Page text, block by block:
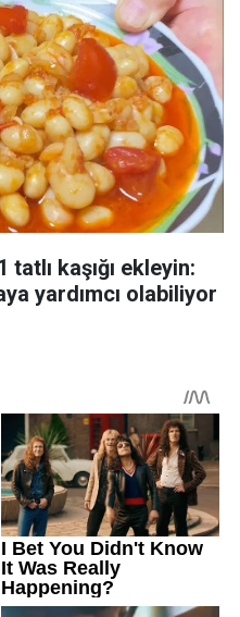
kaşığı ekleyin:
yardımcı olabiliyor